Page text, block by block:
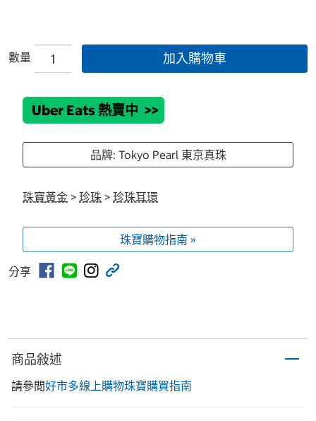
數量 加入購物車
Uber Eats 熱賣中 >>
品牌: Tokyo Pearl 東京真珠
珠寶黃金 > 珍珠 > 珍珠耳環
珠寶購物指南 »
分享
商品敍述
請參閲好市多線上購物珠寶購買指南